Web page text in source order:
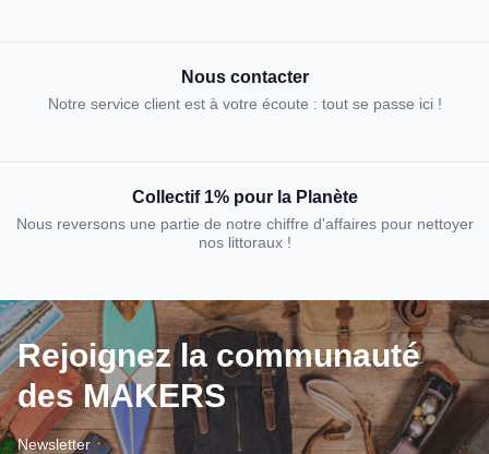
Nous contacter
Notre service client est à votre écoute : tout se passe ici !
Collectif 1% pour la Planète
Nous reversons une partie de notre chiffre d'affaires pour nettoyer
nos littoraux !
Rejoignez la communauté
des MAKERS
Newsletter